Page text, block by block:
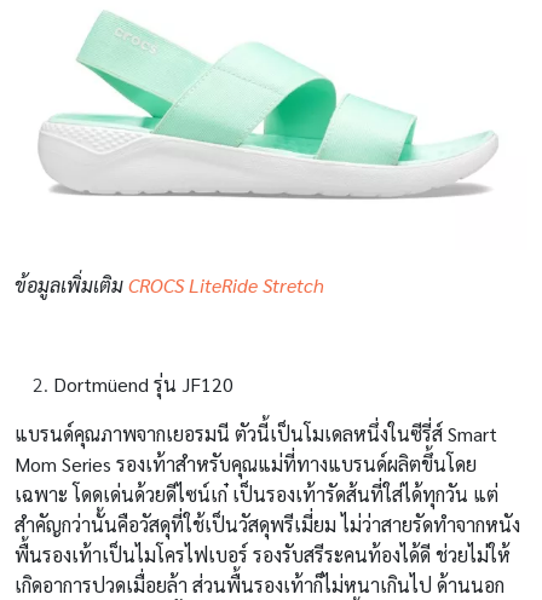
ข้อมูลเพิ่มเติมCROCS LiteRide Stretch
Dortmüend รุ่น JF120
แบรนด์คุณภาพจากเยอรมนี ตัวนี้เป็นโมเดลหนึ่งในซีรี่ส์ Smart
Mom Series รองเท้าสำหรับคุณแม่ที่ทางแบรนด์ผลิตขึ้นโดย
เฉพาะ โดดเด่นด้วยดีไซน์เก๋ เป็นรองเท้ารัดส้นที่ใส่ได้ทุกวัน แต่
สำคัญกว่านั้นคือวัสดุที่ใช้เป็นวัสดุพรีเมี่ยม ไม่ว่าสายรัดทำจากหนัง
พื้นรองเท้าเป็นไมโครไฟเบอร์ รองรับสรีระคนท้องได้ดี ช่วยไม่ให้
เกิดอาการปวดเมื่อยล้า ส่วนพื้นรองเท้าก็ไม่หนาเกินไป ด้านนอก